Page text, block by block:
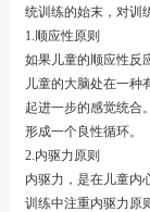
统训练的始末，对训
1.顺应性原则
如果儿童的顺应性反
儿童的大脑处在一种
起进一步的感觉统合
形成一个良性循环。
2.内驱力原则
内驱力，是在儿童内
训练中注重内驱力原